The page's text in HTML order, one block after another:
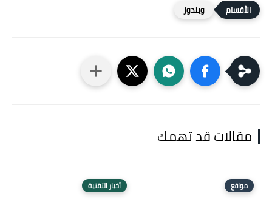
ويندوز
مقالات قد تهمك
مواقع أخبار التقنية